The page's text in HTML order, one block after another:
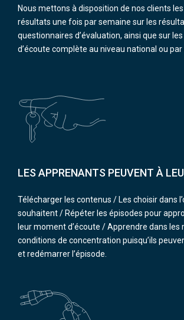
Nous mettons à disposition de nos clients
résultats une fois par semaine sur les
questionnaires d’évaluation, ainsi que sur
d’écoute complète au niveau national ou par
LES APPRENANTS PEUVENT À
Télécharger les contenus / Les choisir dans
souhaitent / Répéter les épisodes pour
leur moment d’écoute / Apprendre dans les
conditions de concentration puisqu’ils
et redémarrer l’épisode.